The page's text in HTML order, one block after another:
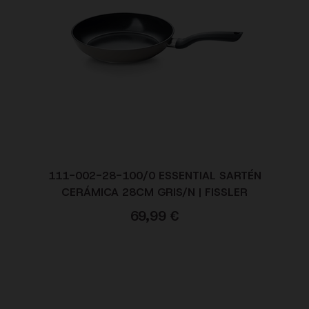
111-002-28-100/0 ESSENTIAL SARTÉN
CERÁMICA 28CM GRIS/N | FISSLER
69,99 €